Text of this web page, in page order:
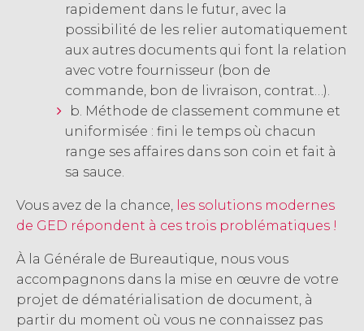
rapidement dans le futur, avec la
possibilité de les relier automatiquement
aux autres documents qui font la relation
avec votre fournisseur (bon de
commande, bon de livraison, contrat…).
b. Méthode de classement commune et
uniformisée : fini le temps où chacun
range ses affaires dans son coin et fait à
sa sauce.
Vous avez de la chance,
les solutions modernes
de GED répondent à ces trois problématiques !
À la Générale de Bureautique, nous vous
accompagnons dans la mise en œuvre de votre
projet de dématérialisation de document, à
partir du moment où vous ne connaissez pas